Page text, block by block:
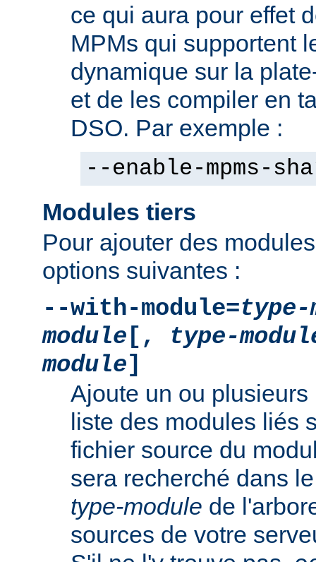
ce qui aura pour effet
MPMs qui supportent
dynamique sur la
et de les compiler en
DSO. Par exemple :
--enable-mpms-
Modules tiers
Pour ajouter des
options suivantes :
--with-module=type-
module [,
type-
module]
Ajoute un ou
liste des modules liés
fichier source du
sera recherché dans
type-module de
sources de votre